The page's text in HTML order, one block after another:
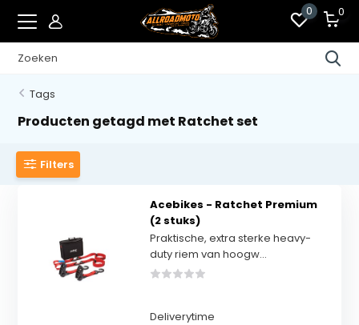
0 0
Tags
Producten getagd met Ratchet set
Filters
Acebikes - Ratchet Premium
(2 stuks)
Praktische, extra sterke heavy-
duty riem van hoogw...
Deliverytime